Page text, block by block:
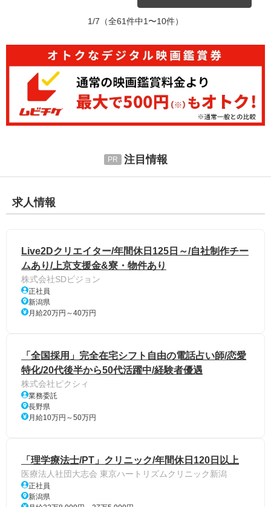
1/7 （全61件中1〜10件）
注目情報
求人情報
Live2Dクリエイター/年間休日125日～/自社制作チー
ムあり/上京支援金&寮・物件あり
株式会社SDビジョン
正社員
新潟県
月給20万円～40万円
「全国採用」完全在宅シフト自由の電話占い師/恋愛
特化/20代後半から50代活躍中/経験者優遇
株式会社ピクシィ
業務委託
長野県
月給10万円～50万円
「理学療法士/PT」クリニック/年間休日120日以上
医療法人社団大志会 東京ハートリズムクリニック新潟
正社員
新潟県